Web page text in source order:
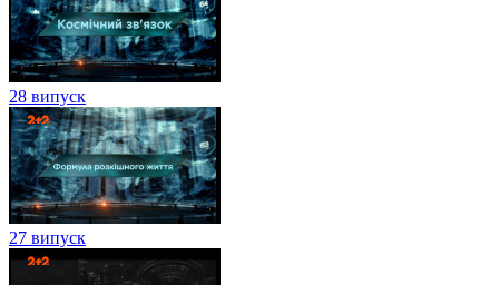
28 випуск
27 випуск